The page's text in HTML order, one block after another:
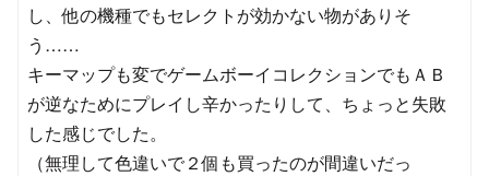
し、他の機種でもセレクトが効かない物がありそ
う……
キーマップも変でゲームボーイコレクションでもＡＢ
が逆なためにプレイし辛かったりして、ちょっと失敗
した感じでした。
（無理して色違いで２個も買ったのが間違いだっ